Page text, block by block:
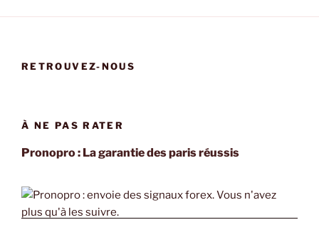
RETROUVEZ-NOUS
À NE PAS RATER
Pronopro : La garantie des paris réussis